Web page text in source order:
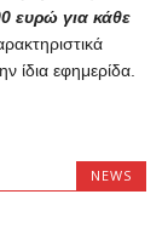
ευρώ για κάθε
ίδια εφημερίδα.
NEWS